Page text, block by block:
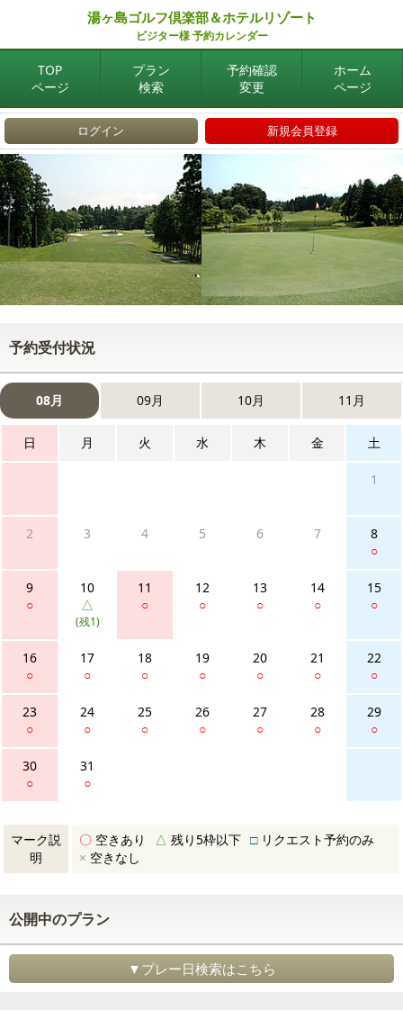
湯ヶ島ゴルフ倶楽部＆ホテルリゾート
ビジター様 予約カレンダー
TOP
ページ
プラン
検索
予約確認
変更
ホーム
ページ
ログイン 新規会員登録
予約受付状況
08月 09月 10月 11月
日 月 火 水 木 金 土
1
2 3 4 5 6 7
8
○
9
○
10
△
(残1)
11
○
12
○
13
○
14
○
15
○
16
○
17
○
18
○
19
○
20
○
21
○
22
○
23
○
24
○
25
○
26
○
27
○
28
○
29
○
30
○
31
○
マーク説
明
〇 空きあり △ 残り5枠以下 □リクエスト予約のみ
× 空きなし
公開中のプラン
▼プレー日検索はこちら